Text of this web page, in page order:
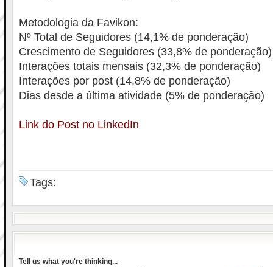
Metodologia da Favikon:
Nº Total de Seguidores (14,1% de ponderação)
Crescimento de Seguidores (33,8% de ponderação)
Interações totais mensais (32,3% de ponderação)
Interações por post (14,8% de ponderação)
Dias desde a última atividade (5% de ponderação)
Link do Post no LinkedIn
Tags:
Tell us what you're thinking...